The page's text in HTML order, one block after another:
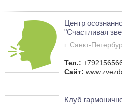
Центр
"Счастливая
г. Санкт-
Тел.:
Сайт:
Клуб